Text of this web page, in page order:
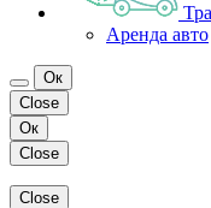
Аренда авто
Ок
Close
Ок
Close
Close